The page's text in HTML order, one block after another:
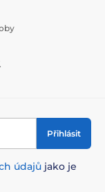
Přihlásit
údajů jako je